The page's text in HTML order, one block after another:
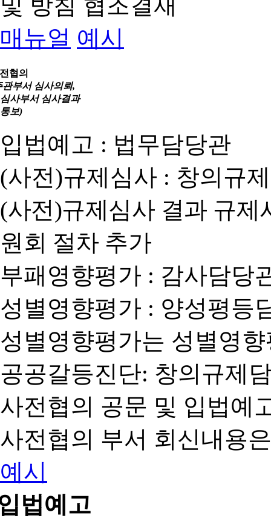
매뉴얼 예시
협의
관부서 심사의뢰,
심사부서 심사결과
통보)
입법예고 : 법무담당관
(사전)규제심사 : 창의규
(사전)규제심사 결과 규
원회 절차 추가
부패영향평가 : 감사담당
성별영향평가 : 양성평등
성별영향평가는 성별영
공공갈등진단: 창의규제
사전협의 공문 및 입법예
사전협의 부서 회신내용
예시
법예고